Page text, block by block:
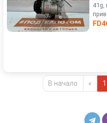
41g,
В начало « 1